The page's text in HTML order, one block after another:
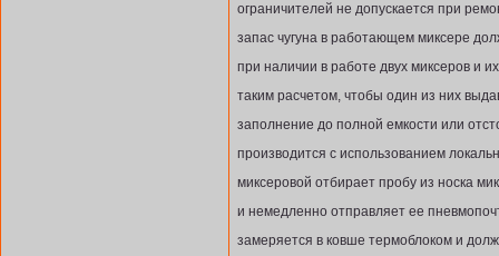
ограничителей не допускается при
запас чугуна в работающем миксере
при наличии в работе двух миксеров и
таким расчетом, чтобы один из них
заполнение до полной емкости или
производится с использованием
миксеровой отбирает пробу из носка
и немедленно отправляет ее
замеряется в ковше термоблоком и